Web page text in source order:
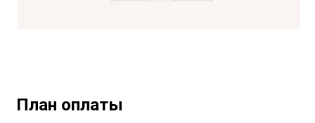
План оплаты